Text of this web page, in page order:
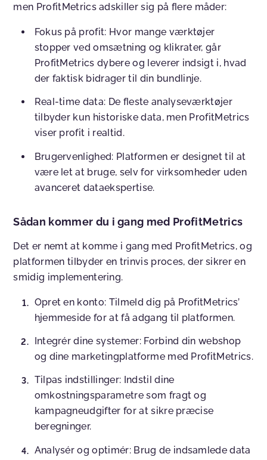
men ProfitMetrics adskiller sig på flere måder:
Fokus på profit: Hvor mange værktøjer
stopper ved omsætning og klikrater, går
ProfitMetrics dybere og leverer indsigt i, hvad
der faktisk bidrager til din bundlinje.
Real-time data: De fleste analyseværktøjer
tilbyder kun historiske data, men ProfitMetrics
viser profit i realtid.
Brugervenlighed: Platformen er designet til at
være let at bruge, selv for virksomheder uden
avanceret dataekspertise.
Sådan kommer du i gang med ProfitMetrics
Det er nemt at komme i gang med ProfitMetrics, og
platformen tilbyder en trinvis proces, der sikrer en
smidig implementering.
Opret en konto: Tilmeld dig på ProfitMetrics’
hjemmeside for at få adgang til platformen.
Integrér dine systemer:Forbind din webshop
og dine marketingplatforme med ProfitMetrics.
Tilpas indstillinger: Indstil dine
omkostningsparametre som fragt og
kampagneudgifter for at sikre præcise
beregninger.
Analysér og optimér:Brug de indsamlede data